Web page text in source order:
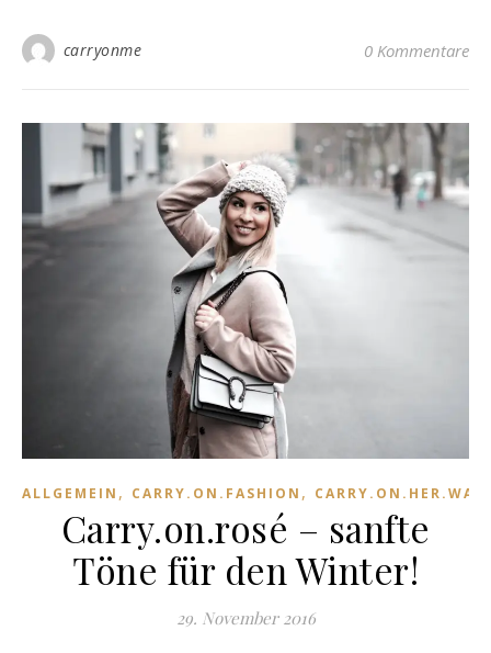
carryonme 0 Kommentare
ALLGEMEIN , CARRY.ON.FASHION ,
Carry.on.rosé – sanfte
Töne für den Winter!
29. November 2016